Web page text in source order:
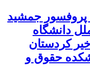
جمشيد
دانشگاه
كردستان
حقوق و